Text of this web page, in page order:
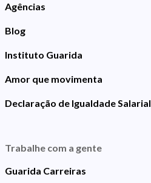
Agências
Blog
Instituto Guarida
Amor que movimenta
Declaração de Igualdade Salarial
Trabalhe com a gente
Guarida Carreiras